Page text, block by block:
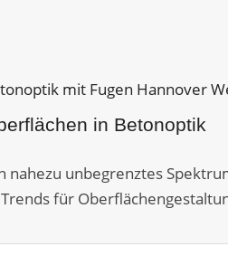
in Betonoptik
unbegrenztes
für